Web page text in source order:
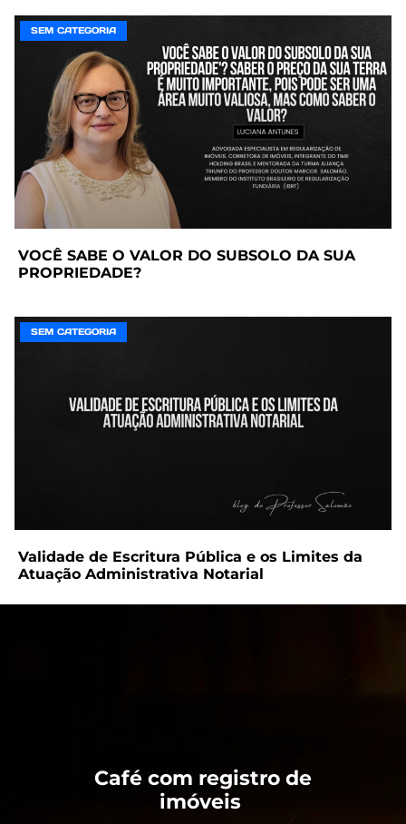
SEM CATEGORIA
VOCÊ SABE O VALOR DO SUBSOLO DA SUA
PROPRIEDADE?
SEM CATEGORIA
Validade de Escritura Pública e os Limites da
Atuação Administrativa Notarial
Café com registro de
imóveis